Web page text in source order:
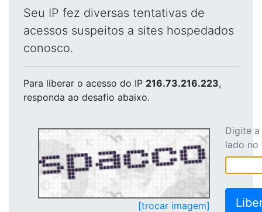
Seu IP fez diversas tentativas de
acessos suspeitos a sites hospedados
conosco.
Para liberar o acesso do IP 216.73.216.223,
responda ao desafio abaixo.
[trocar imagem]
Digite
lado no